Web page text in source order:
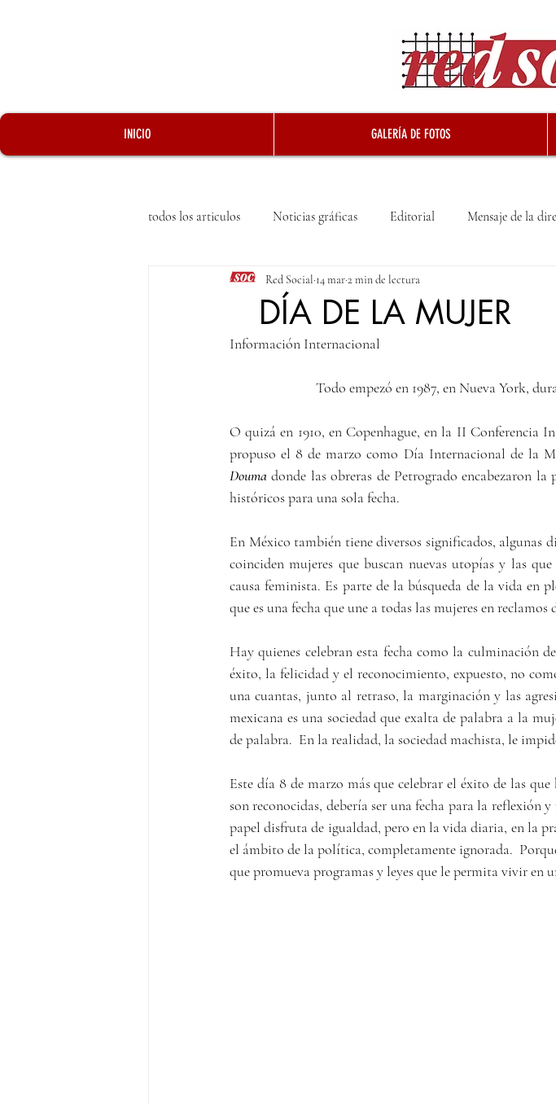
INICIO GALERÍA DE FOTOS
todos los articulos Noticias gráficas Editorial Mensaje de la
DÍA DE LA MUJER
Red Social 14 mar2 min de lectura
Información Internacional
Todo empezó en 1987, en Nueva York,
O quizá en 1910, en Copenhague, en la II Conferencia
Douma donde las obreras de Petrogrado encabezaron
históricos para una sola fecha.
En México también tiene diversos significados, algunas
coinciden mujeres que buscan nuevas utopías y las
causa feminista. Es parte de la búsqueda de la vida en
que es una fecha que une a todas las mujeres en reclamos
Hay quienes celebran esta fecha como la culminación
éxito, la felicidad y el reconocimiento, expuesto, no
una cuantas, junto al retraso, la marginación y las
mexicana es una sociedad que exalta de palabra a la
de palabra.  En la realidad, la sociedad machista, le
Este día 8 de marzo más que celebrar el éxito de las
son reconocidas, debería ser una fecha para la reflexión
papel disfruta de igualdad, pero en la vida diaria, en la
el ámbito de la política, completamente ignorada.
que promueva programas y leyes que le permita vivir en